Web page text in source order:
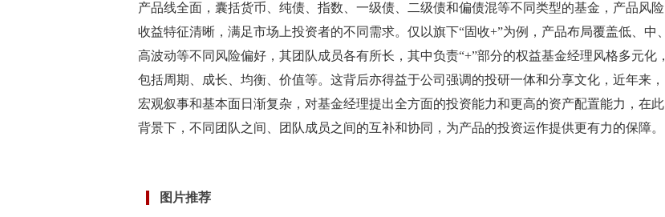
产品线全面，囊括货币、纯债、指数、一级债、二级债和偏债混等不同类型的基金，产品风险
收益特征清晰，满足市场上投资者的不同需求。仅以旗下“固收+”为例，产品布局覆盖低、中、
高波动等不同风险偏好，其团队成员各有所长，其中负责“+”部分的权益基金经理风格多元化，
包括周期、成长、均衡、价值等。这背后亦得益于公司强调的投研一体和分享文化，近年来，
宏观叙事和基本面日渐复杂，对基金经理提出全方面的投资能力和更高的资产配置能力，在此
背景下，不同团队之间、团队成员之间的互补和协同，为产品的投资运作提供更有力的保障。
图片推荐